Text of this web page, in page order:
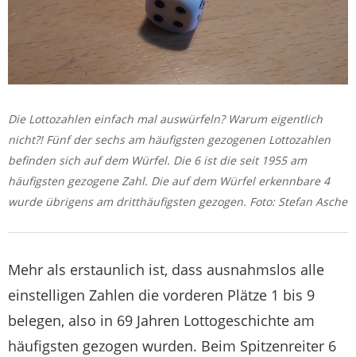
Die Lottozahlen einfach mal auswürfeln? Warum eigentlich
nicht?! Fünf der sechs am häufigsten gezogenen Lottozahlen
befinden sich auf dem Würfel. Die 6 ist die seit 1955 am
häufigsten gezogene Zahl. Die auf dem Würfel erkennbare 4
wurde übrigens am dritthäufigsten gezogen. Foto: Stefan Asche
Mehr als erstaunlich ist, dass ausnahmslos alle
einstelligen Zahlen die vorderen Plätze 1 bis 9
belegen, also in 69 Jahren Lottogeschichte am
häufigsten gezogen wurden. Beim Spitzenreiter 6